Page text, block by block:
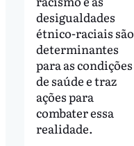
desigualdades
étnico-raciais são
determinantes
para as condições
de saúde e traz
ações para
combater essa
realidade.